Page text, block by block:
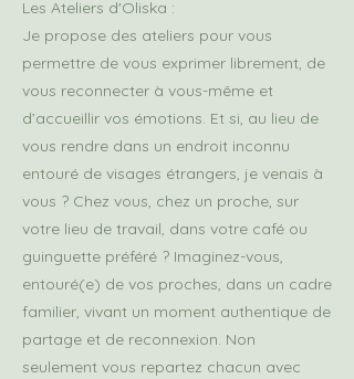
Les Ateliers d'Oliska :
Je propose des ateliers pour vous
permettre de vous exprimer librement, de
vous reconnecter à vous-même et
d’accueillir vos émotions. Et si, au lieu de
vous rendre dans un endroit inconnu
entouré de visages étrangers, je venais à
vous ? Chez vous, chez un proche, sur
votre lieu de travail, dans votre café ou
guinguette préféré ? Imaginez-vous,
entouré(e) de vos proches, dans un cadre
familier, vivant un moment authentique de
partage et de reconnexion. Non
seulement vous repartez chacun avec